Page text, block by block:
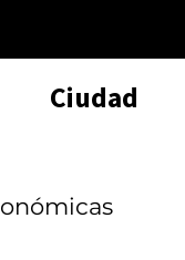
Ciudad